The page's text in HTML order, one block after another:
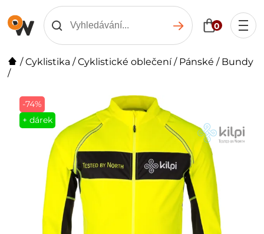
0
/Cyklistika /Cyklistické oblečení/ Pánské / Bundy
/
-74%
+ dárek